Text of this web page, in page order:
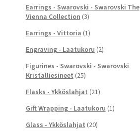
Earrings - Swarovski - Swarovski The
Vienna Collection (3)
Earrings - Vittoria (1)
Engraving - Laatukoru (2)
Figurines - Swarovski - Swarovski
Kristalliesineet (25)
Flasks - Ykköslahjat (21)
Gift Wrapping - Laatukoru (1)
Glass - Ykköslahjat (20)